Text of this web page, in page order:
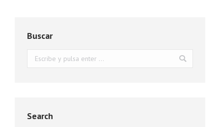
Buscar
Buscar:
Search